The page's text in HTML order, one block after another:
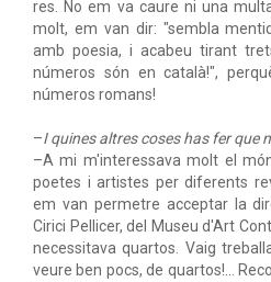
res. No em va caure ni una
molt, em van dir: "sembla
amb poesia, i acabeu tirant
números són en català!",
números romans!
–I quines altres coses has fer que
–A mi m'interessava molt el
poetes i artistes per diferents
em van permetre acceptar la
Cirici Pellicer, del Museu d'Art
necessitava quartos. Vaig
veure ben pocs, de quartos!…